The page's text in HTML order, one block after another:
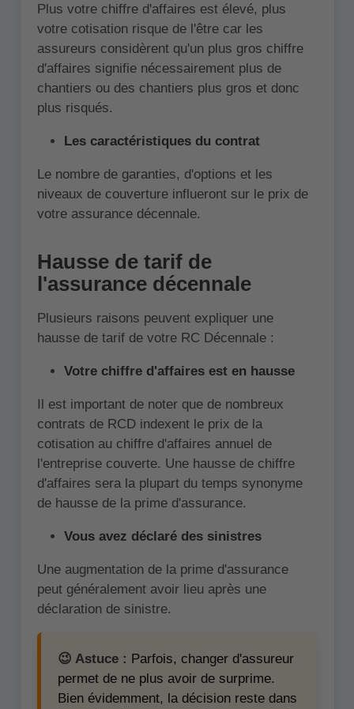
Plus votre chiffre d'affaires est élevé, plus
votre cotisation risque de l'être car les
assureurs considèrent qu'un plus gros chiffre
d'affaires signifie nécessairement plus de
chantiers ou des chantiers plus gros et donc
plus risqués.
Les caractéristiques du contrat
Le nombre de garanties, d'options et les
niveaux de couverture influeront sur le prix de
votre assurance décennale.
Hausse de tarif de
l'assurance décennale
Plusieurs raisons peuvent expliquer une
hausse de tarif de votre RC Décennale :
Votre chiffre d'affaires est en hausse
Il est important de noter que de nombreux
contrats de RCD indexent le prix de la
cotisation au chiffre d'affaires annuel de
l'entreprise couverte. Une hausse de chiffre
d'affaires sera la plupart du temps synonyme
de hausse de la prime d'assurance.
Vous avez déclaré des sinistres
Une augmentation de la prime d'assurance
peut généralement avoir lieu après une
déclaration de sinistre.
😉 Astuce : Parfois, changer d'assureur
permet de ne plus avoir de surprime.
Bien évidemment, la décision reste dans